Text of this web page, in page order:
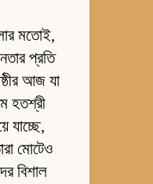
মতোই,
প্রতি
আজ যা
হতশ্রী
যাচ্ছে,
মোটেও
বিশাল